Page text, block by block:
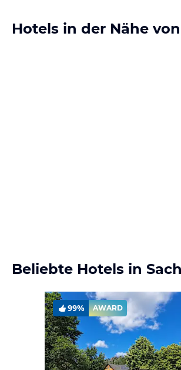
Hotels in der Nähe
Beliebte Hotels in
99% AWARD